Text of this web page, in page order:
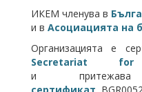
ИКЕМ членува в
и в Асоциацията на
Организацията е
Secretariat
и